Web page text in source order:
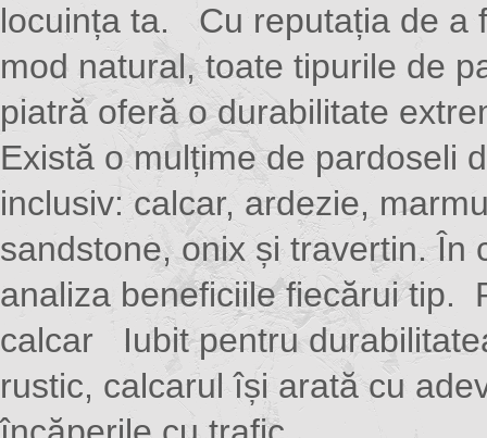
locuința ta. Cu reputația de a
mod natural, toate tipurile de
piatră oferă o durabilitate
Există o mulțime de pardoseli
inclusiv: calcar, ardezie,
sandstone, onix și travertin. În
analiza beneficiile fiecărui tip.
calcar Iubit pentru
rustic, calcarul își arată cu